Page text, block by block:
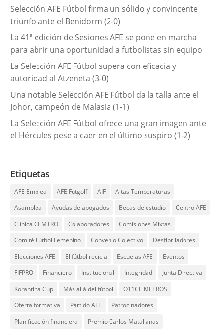
a
s
Selección AFE Fútbol firma un sólido y convincente
triunfo ante el Benidorm (2-0)
La 41ª edición de Sesiones AFE se pone en marcha
para abrir una oportunidad a futbolistas sin equipo
La Selección AFE Fútbol supera con eficacia y
autoridad al Atzeneta (3-0)
Una notable Selección AFE Fútbol da la talla ante el
Johor, campeón de Malasia (1-1)
La Selección AFE Fútbol ofrece una gran imagen ante
el Hércules pese a caer en el último suspiro (1-2)
Etiquetas
AFE Emplea AFE Futgolf AIF
Altas Temperaturas
Asamblea
Ayudas de abogados Becas de estudio
Centro AFE
Clínica CEMTRO
Colaboradores
Comisiones Mixtas
Comité Fútbol Femenino
Convenio Colectivo
Desfibriladores
Elecciones AFE
El fútbol recicla Escuelas AFE
Eventos
FIFPRO
Financiero Institucional Integridad
Junta Directiva
Korantina Cup
Más allá del fútbol
O11CE METROS
Oferta formativa
Partido AFE
Patrocinadores
Planificación financiera
Premio Carlos Matallanas